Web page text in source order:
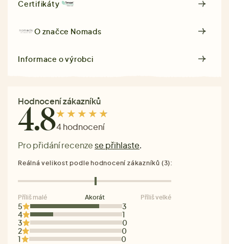
Certifikáty
O značce Nomads
Informace o výrobci
Hodnocení zákazníků
4.84 hodnocení
Pro přidání recenze se přihlaste.
5
3
4
1
3
0
2
0
1
0
Reálná velikost podle hodnocení zákazníků (3):
Příliš malé Akorát Příliš velké